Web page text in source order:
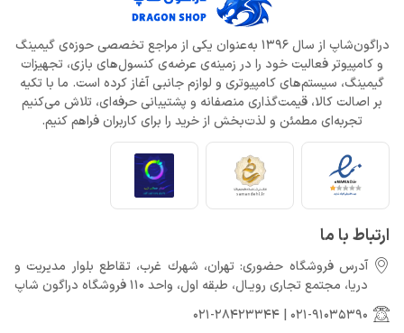
دراگون‌شاپ از سال 1396 به‌عنوان یکی از مراجع تخصصی حوزه‌ی گیمینگ
و کامپیوتر فعالیت خود را در زمینه‌ی عرضه‌ی کنسول‌های بازی، تجهیزات
گیمینگ، سیستم‌های کامپیوتری و لوازم جانبی آغاز کرده است. ما با تکیه
بر اصالت کالا، قیمت‌گذاری منصفانه و پشتیبانی حرفه‌ای، تلاش می‌کنیم
تجربه‌ای مطمئن و لذت‌بخش از خرید را برای کاربران فراهم کنیم.
ارتباط با ما
آدرس فروشگاه حضوری: تهران، شهرك غرب، تقاطع بلوار مدیریت و
دريا، مجتمع تجارى رويـال، طبقه اول، واحد 110 فروشگاه دراگون شاپ
021-91035390
021-28423344